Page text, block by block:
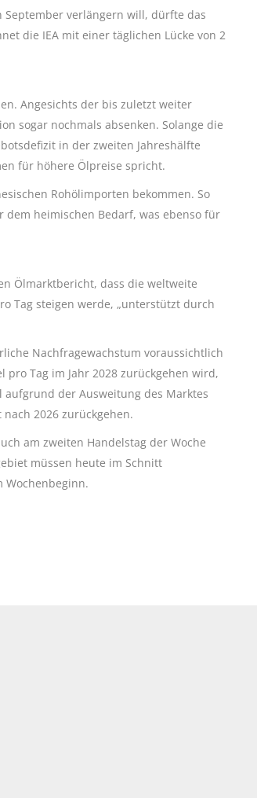
verlängern will, dürfte das
die IEA mit einer täglichen Lücke von 2
Angesichts der bis zuletzt weiter
sogar nochmals absenken. Solange die
in der zweiten Jahreshälfte
für höhere Ölpreise spricht.
Rohölimporten bekommen. So
heimischen Bedarf, was ebenso für
Ölmarktbericht, dass die weltweite
Tag steigen werde, „unterstützt durch
Nachfragewachstum voraussichtlich
Tag im Jahr 2028 zurückgehen wird,
aufgrund der Ausweitung des Marktes
2026 zurückgehen.
am zweiten Handelstag der Woche
müssen heute im Schnitt
Wochenbeginn.